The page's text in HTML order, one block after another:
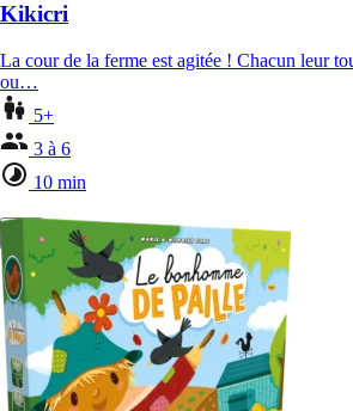
Kikicri
La cour de la ferme est agitée ! Chacun leur
ou…
5+
3 à 6
10 min